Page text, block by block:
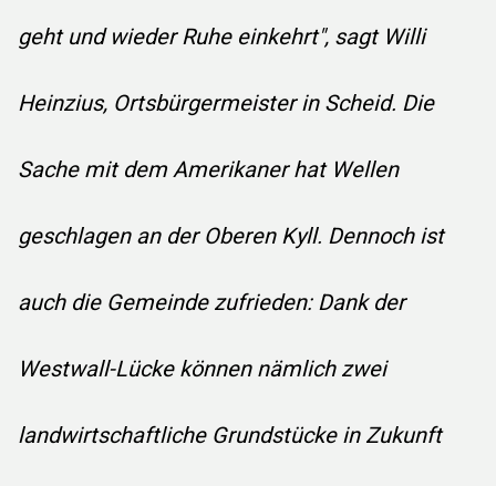
geht und wieder Ruhe einkehrt", sagt Willi
Heinzius, Ortsbürgermeister in Scheid. Die
Sache mit dem Amerikaner hat Wellen
geschlagen an der Oberen Kyll. Dennoch ist
auch die Gemeinde zufrieden: Dank der
Westwall-Lücke können nämlich zwei
landwirtschaftliche Grundstücke in Zukunft